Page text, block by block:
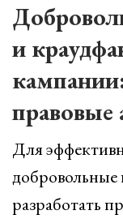
и
правовые
Для
разработать